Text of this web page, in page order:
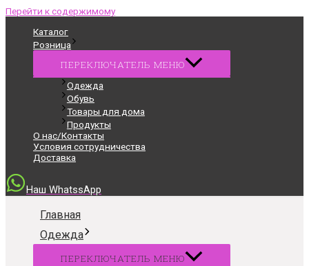
Перейти к содержимому
Каталог
Розница
ПЕРЕКЛЮЧАТЕЛЬ МЕНЮ
Одежда
Обувь
Товары для дома
Продукты
О нас/Контакты
Условия сотрудничества
Доставка
Наш WhatssApp
Главная
Одежда
ПЕРЕКЛЮЧАТЕЛЬ МЕНЮ